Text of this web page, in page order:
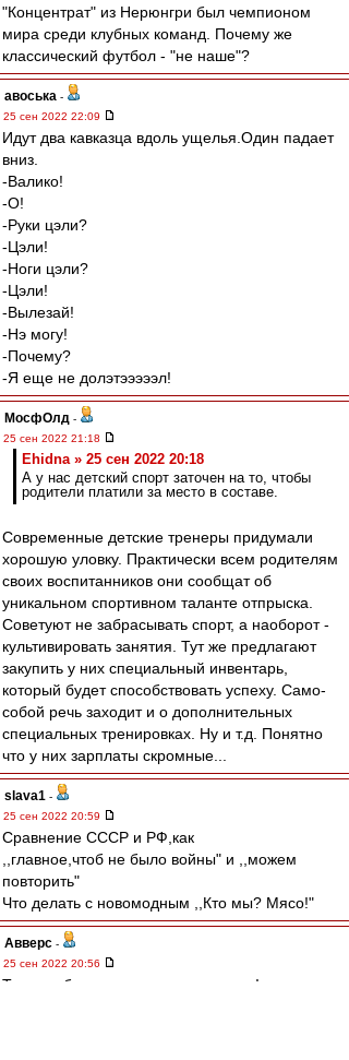
"Концентрат" из Нерюнгри был чемпионом
мира среди клубных команд. Почему же
классический футбол - "не наше"?
авоська -
25 сен 2022 22:09
Идут два кавказца вдоль ущелья.Один падает
вниз.
-Валико!
-О!
-Руки цэли?
-Цэли!
-Ноги цэли?
-Цэли!
-Вылезай!
-Нэ могу!
-Почему?
-Я еще не долэтэээээл!
МосфОлд -
25 сен 2022 21:18
Ehidna » 25 сен 2022 20:18
А у нас детский спорт заточен на то, чтобы
родители платили за место в составе.
Современные детские тренеры придумали
хорошую уловку. Практически всем родителям
своих воспитанников они сообщат об
уникальном спортивном таланте отпрыска.
Советуют не забрасывать спорт, а наоборот -
культивировать занятия. Тут же предлагают
закупить у них специальный инвентарь,
который будет способствовать успеху. Само-
собой речь заходит и о дополнительных
специальных тренировках. Ну и т.д. Понятно
что у них зарплаты скромные...
slava1 -
25 сен 2022 20:59
Cравнение СССР и РФ,как
,,главное,чтоб не было войны" и ,,можем
повторить"
Что делать с новомодным ,,Кто мы? Мясо!"
Авверс -
25 сен 2022 20:56
Тучки небесные, вечные странники!